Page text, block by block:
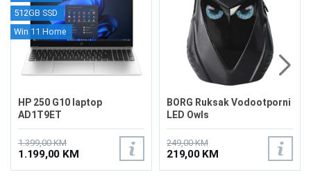
512GB SSD
Win 11 Home
HP 250 G10 laptop
AD1T9ET
1.399,00 KM
1.199,00 KM
BORG Ruksak Vodootporni
LED Owls
249,00 KM
219,00 KM